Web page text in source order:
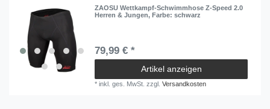
ZAOSU Wettkampf-Schwimmhose Z-Speed 2.0
Herren & Jungen, Farbe: schwarz
79,99 € *
Artikel anzeigen
*inkl. ges. MwSt. zzgl.Versandkosten